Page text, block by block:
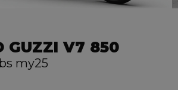
GUZZI V7 850
my25